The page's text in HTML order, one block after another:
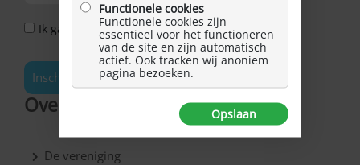
Ik ga akkoord met het Privacy Statement *
Inschrijven
Over Hersenletsel.nl
De vereniging
Functionele cookies
Functionele cookies zijn
essentieel voor het functioneren
van de site en zijn automatisch
actief. Ook tracken wij anoniem
pagina bezoeken.
Opslaan